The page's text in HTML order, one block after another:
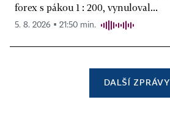
forex s pákou 1 : 200, vynuloval...
5. 8. 2026 ▪ 21:50 min.
DALŠÍ ZPRÁVY